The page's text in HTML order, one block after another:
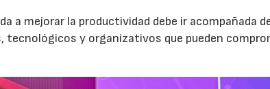
a mejorar la productividad debe ir acompañada
tecnológicos y organizativos que pueden